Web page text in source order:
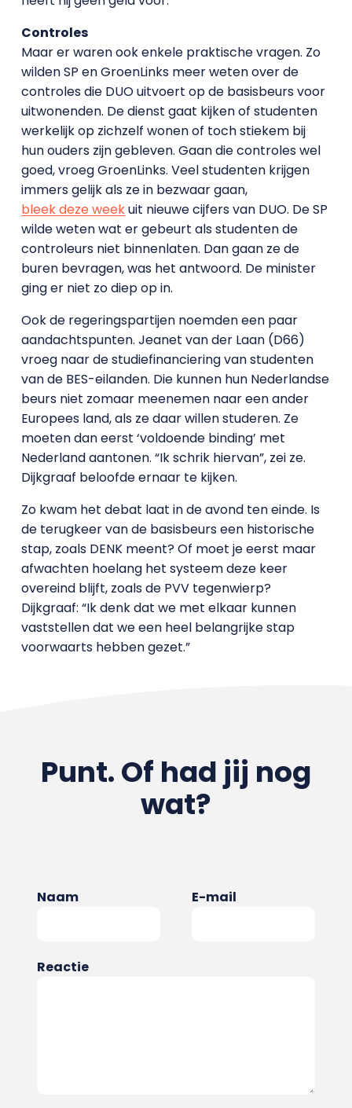
Controles
Maar er waren ook enkele praktische vragen. Zo
wilden SP en GroenLinks meer weten over de
controles die DUO uitvoert op de basisbeurs voor
uitwonenden. De dienst gaat kijken of studenten
werkelijk op zichzelf wonen of toch stiekem bij
hun ouders zijn gebleven. Gaan die controles wel
goed, vroeg GroenLinks. Veel studenten krijgen
immers gelijk als ze in bezwaar gaan,
bleek deze weekuit nieuwe cijfers van DUO. De SP
wilde weten wat er gebeurt als studenten de
controleurs niet binnenlaten. Dan gaan ze de
buren bevragen, was het antwoord. De minister
ging er niet zo diep op in.
Ook de regeringspartijen noemden een paar
aandachtspunten. Jeanet van der Laan (D66)
vroeg naar de studiefinanciering van studenten
van de BES-eilanden. Die kunnen hun Nederlandse
beurs niet zomaar meenemen naar een ander
Europees land, als ze daar willen studeren. Ze
moeten dan eerst ‘voldoende binding’ met
Nederland aantonen. “Ik schrik hiervan”, zei ze.
Dijkgraaf beloofde ernaar te kijken.
Zo kwam het debat laat in de avond ten einde. Is
de terugkeer van de basisbeurs een historische
stap, zoals DENK meent? Of moet je eerst maar
afwachten hoelang het systeem deze keer
overeind blijft, zoals de PVV tegenwierp?
Dijkgraaf: “Ik denk dat we met elkaar kunnen
vaststellen dat we een heel belangrijke stap
voorwaarts hebben gezet.”
Punt. Of had jij nog
wat?
Naam E-mail
Reactie